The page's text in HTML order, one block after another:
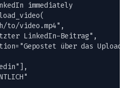
immediately
to/video.mp4",
LinkedIn-Beitrag",
über das